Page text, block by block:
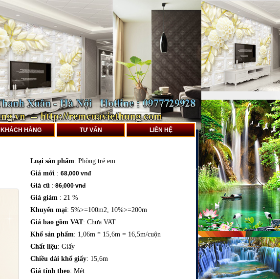
KHÁCH HÀNG TƯ VẤN
LIÊN HỆ
Loại sản phẩm: Phòng trẻ em
Giá mới : 68,000 vnđ
Giá cũ :86,000 vnđ
Giá giảm : 21 %
Khuyến mại: 5%>=100m2, 10%>=200m
Giá bao gồm VAT: Chưa VAT
Khổ sản phẩm: 1,06m * 15,6m = 16,5m/cuộn
Chất liệu: Giấy
Chiều dài khổ giấy: 15,6m
Giá tính theo: Mét